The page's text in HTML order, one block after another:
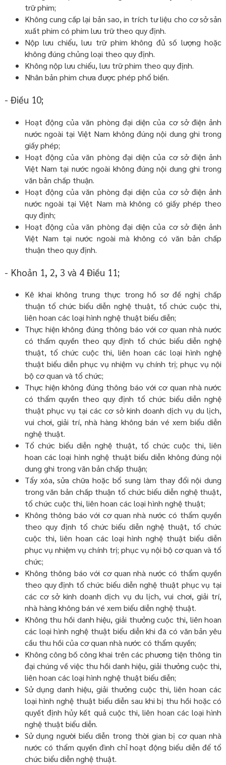
trữ phim;
Không cung cấp lại bản sao, in trích tư liệu cho cơ sở sản
xuất phim có phim lưu trữ theo quy định.
Nộp lưu chiểu, lưu trữ phim không đủ số lượng hoặc
không đúng chủng loại theo quy định.
Không nộp lưu chiểu, lưu trữ phim theo quy định.
Nhân bản phim chưa được phép phổ biến.
- Điều 10;
Hoạt động của văn phòng đại diện của cơ sở điện ảnh
nước ngoài tại Việt Nam không đúng nội dung ghi trong
giấy phép;
Hoạt động của văn phòng đại diện của cơ sở điện ảnh
Việt Nam tại nước ngoài không đúng nội dung ghi trong
văn bản chấp thuận.
Hoạt động của văn phòng đại diện của cơ sở điện ảnh
nước ngoài tại Việt Nam mà không có giấy phép theo
quy định;
Hoạt động của văn phòng đại diện của cơ sở điện ảnh
Việt Nam tại nước ngoài mà không có văn bản chấp
thuận theo quy định.
- Khoản 1, 2, 3 và 4 Điều 11;
Kê khai không trung thực trong hồ sơ đề nghị chấp
thuận tổ chức biểu diễn nghệ thuật, tổ chức cuộc thi,
liên hoan các loại hình nghệ thuật biểu diễn;
Thực hiện không đúng thông báo với cơ quan nhà nước
có thẩm quyền theo quy định tổ chức biểu diễn nghệ
thuật, tổ chức cuộc thi, liên hoan các loại hình nghệ
thuật biểu diễn phục vụ nhiệm vụ chính trị; phục vụ nội
bộ cơ quan và tổ chức;
Thực hiện không đúng thông báo với cơ quan nhà nước
có thẩm quyền theo quy định tổ chức biểu diễn nghệ
thuật phục vụ tại các cơ sở kinh doanh dịch vụ du lịch,
vui chơi, giải trí, nhà hàng không bán vé xem biểu diễn
nghệ thuật.
Tổ chức biểu diễn nghệ thuật, tổ chức cuộc thi, liên
hoan các loại hình nghệ thuật biểu diễn không đúng nội
dung ghi trong văn bản chấp thuận;
Tẩy xóa, sửa chữa hoặc bổ sung làm thay đổi nội dung
trong văn bản chấp thuận tổ chức biểu diễn nghệ thuật,
tổ chức cuộc thi, liên hoan các loại hình nghệ thuật;
Không thông báo với cơ quan nhà nước có thẩm quyền
theo quy định tổ chức biểu diễn nghệ thuật, tổ chức
cuộc thi, liên hoan các loại hình nghệ thuật biểu diễn
phục vụ nhiệm vụ chính trị; phục vụ nội bộ cơ quan và tổ
chức;
Không thông báo với cơ quan nhà nước có thẩm quyền
theo quy định tổ chức biểu diễn nghệ thuật phục vụ tại
các cơ sở kinh doanh dịch vụ du lịch, vui chơi, giải trí,
nhà hàng không bán vé xem biểu diễn nghệ thuật.
Không thu hồi danh hiệu, giải thưởng cuộc thi, liên hoan
các loại hình nghệ thuật biểu diễn khi đã có văn bản yêu
cầu thu hồi của cơ quan nhà nước có thẩm quyền;
Không công bố công khai trên các phương tiện thông tin
đại chúng về việc thu hồi danh hiệu, giải thưởng cuộc thi,
liên hoan các loại hình nghệ thuật biểu diễn;
Sử dụng danh hiệu, giải thưởng cuộc thi, liên hoan các
loại hình nghệ thuật biểu diễn sau khi bị thu hồi hoặc có
quyết định hủy kết quả cuộc thi, liên hoan các loại hình
nghệ thuật biểu diễn.
Sử dụng người biểu diễn trong thời gian bị cơ quan nhà
nước có thẩm quyền đình chỉ hoạt động biểu diễn để tổ
chức biểu diễn nghệ thuật.